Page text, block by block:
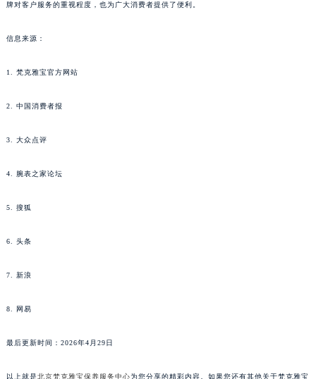
牌对客户服务的重视程度，也为广大消费者提供了便利。
信息来源：
1. 梵克雅宝官方网站
2. 中国消费者报
3. 大众点评
4. 腕表之家论坛
5. 搜狐
6. 头条
7. 新浪
8. 网易
最后更新时间：2026年4月29日
以上就是北京梵克雅宝保养服务中心为您分享的精彩内容。如果您还有其他关于梵克雅宝